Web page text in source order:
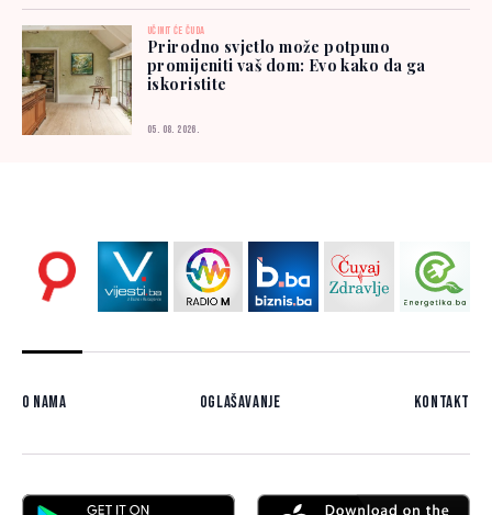
UČINIT ĆE ČUDA
Prirodno svjetlo može potpuno
promijeniti vaš dom: Evo kako da ga
iskoristite
05. 08. 2026.
O nama Oglašavanje Kontakt